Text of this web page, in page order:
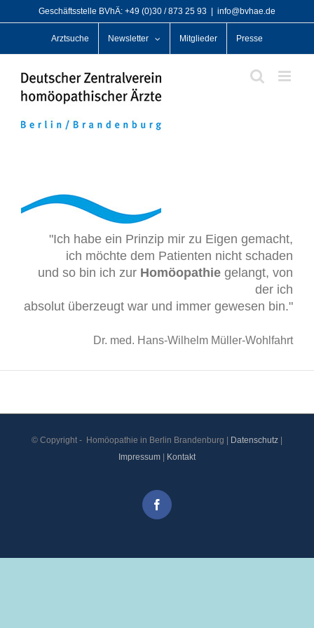
springen
Geschäftsstelle BVhÄ: +49 (0)30 / 873 25 93 info@bvhae.de
Arztsuche Newsletter Mitglieder Presse
"Ich habe ein Prinzip mir zu Eigen gemacht,
ich möchte dem Patienten nicht schaden
und so bin ich zur Homöopathie gelangt, von
der ich
absolut überzeugt war und immer gewesen bin."
Dr. med. Hans-Wilhelm Müller-Wohlfahrt
© Copyright - Homöopathie in Berlin Brandenburg | Datenschutz
Impressum
Kontakt
Facebook